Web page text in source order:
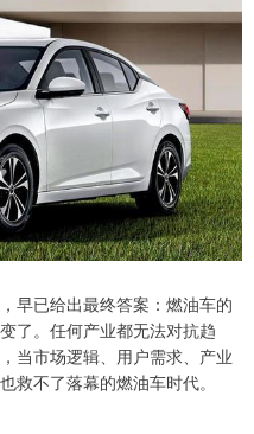
早已给出最终答案：燃油车的
了。任何产业都无法对抗趋
当市场逻辑、用户需求、产业
救不了落幕的燃油车时代。